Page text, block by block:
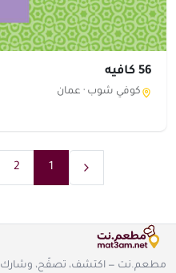
56 كافيه
كوفي شوب · عمان
1
2
مطعم.نت — اكتشف، تصفّح، وشارك